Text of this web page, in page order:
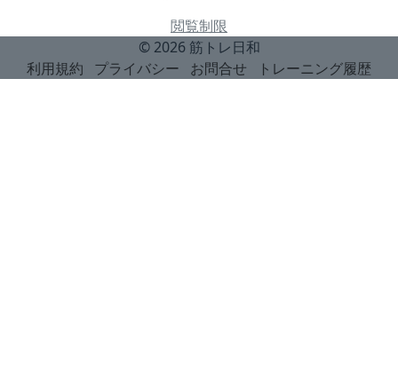
閲覧制限
© 2026 筋トレ日和
利用規約
プライバシー お問合せ トレーニング履歴